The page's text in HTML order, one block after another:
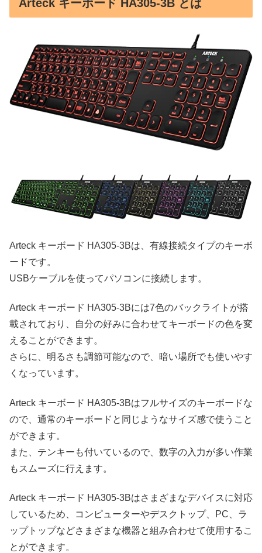
Arteck キーボード HA305-3B とは
Arteck キーボード HA305-3Bは、有線接続タイプのキーボ
ードです。
USBケーブルを使ってパソコンに接続します。
Arteck キーボード HA305-3Bには7色のバックライトが搭
載されており、自分の好みに合わせてキーボードの色を変
えることができます。
さらに、明るさも調節可能なので、暗い場所でも使いやす
くなっています。
Arteck キーボード HA305-3Bはフルサイズのキーボードな
ので、通常のキーボードと同じようなサイズ感で使うこと
ができます。
また、テンキーも付いているので、数字の入力が多い作業
もスムーズに行えます。
Arteck キーボード HA305-3Bはさまざまなデバイスに対応
しているため、コンピューターやデスクトップ、PC、ラ
ップトップなどさまざまな機器と組み合わせて使用するこ
とができます。